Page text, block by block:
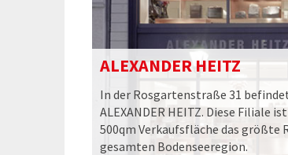
ALEXANDER HEITZ
In der Rosgartenstraße 31
ALEXANDER HEITZ. Diese Filiale
500qm Verkaufsfläche das größte
gesamten Bodenseeregion.